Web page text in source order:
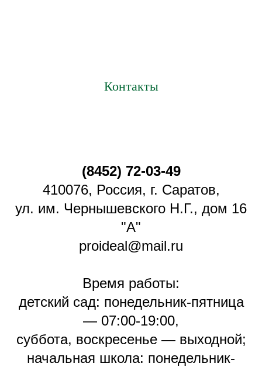
Контакты
(8452) 72-03-49
410076, Россия, г. Саратов,
ул. им. Чернышевского Н.Г., дом 16
"А"
proideal@mail.ru
Время работы:
детский сад: понедельник-пятница
— 07:00-19:00,
суббота, воскресенье — выходной;
начальная школа: понедельник-